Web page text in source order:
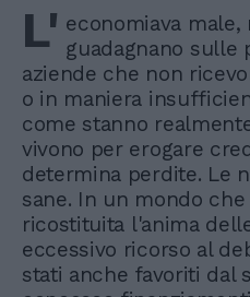
L' economiava male,
guadagnano sulle
aziende che non
o in maniera
come stanno
vivono per erogare
determina perdite. Le
sane. In un mondo
ricostituita l'anima
eccessivo ricorso al
stati anche favoriti dal